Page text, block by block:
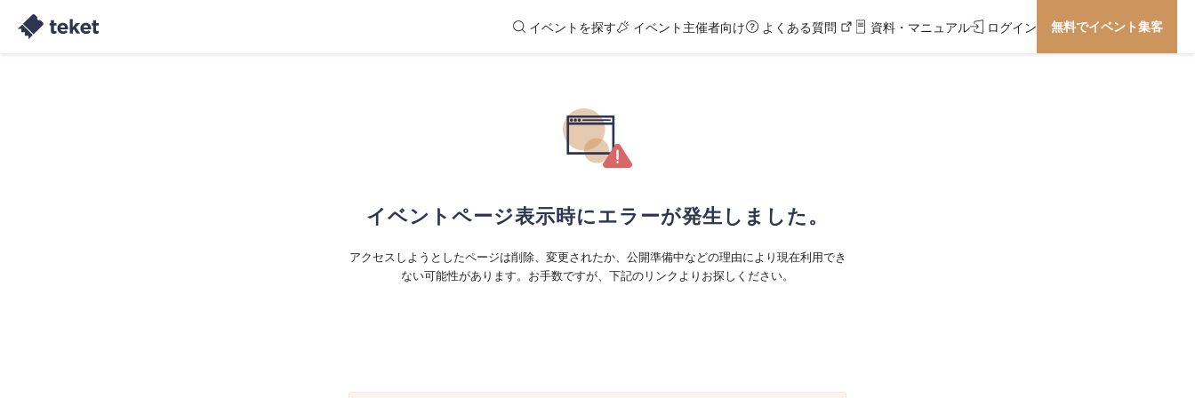
イベントを探す イベント主催者向け よくある質問 資料・マニュアル ログイン 無料でイベント集客
イベントページ表示時にエラーが発生しました。
アクセスしようとしたページは削除、変更されたか、公開準備中などの理由により現在利用でき
ない可能性があります。お手数ですが、下記のリンクよりお探しください。